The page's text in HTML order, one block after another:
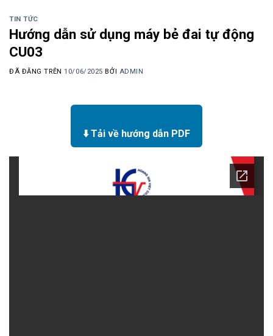
TIN TỨC
Hướng dẫn sử dụng máy bẻ đai tự động
CU03
ĐÃ ĐĂNG TRÊN10/06/2025 BỞI ADMIN
⬇️ Tải về hướng dẫn PDF